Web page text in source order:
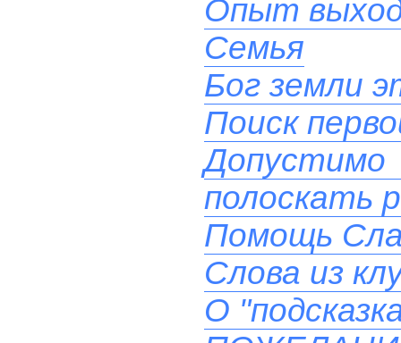
Опыт
Семья
Бог земли
Поиск
полоскать
Помощь
Слова из
О